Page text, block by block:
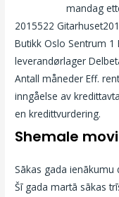
mandag
2015522
Butikk Oslo Sentrum 1
leverandørlager
Antall måneder Eff.
inngåelse av
en kredittvurdering.
Shemale
Sākas gada ienākumu
Šī gada martā sākas